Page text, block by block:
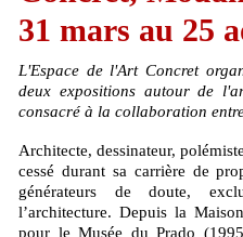
31 mars au 25
L'Espace de l'Art Concret
deux expositions autour de
consacré à la collaboration
Architecte, dessinateur, polémiste, académicien, Claude Parent n’a
cessé durant sa carrière de
générateurs de doute,
l’architecture. Depuis la
pour le Musée du Prado